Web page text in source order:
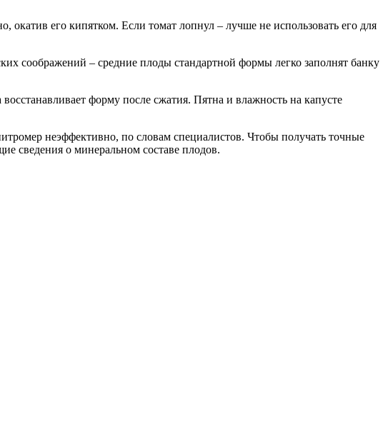
его кипятком. Если томат лопнул – лучше не использовать его для
соображений – средние плоды стандартной формы легко заполнят банку
форму после сжатия. Пятна и влажность на капусте
неэффективно, по словам специалистов. Чтобы получать точные
сведения о минеральном составе плодов.